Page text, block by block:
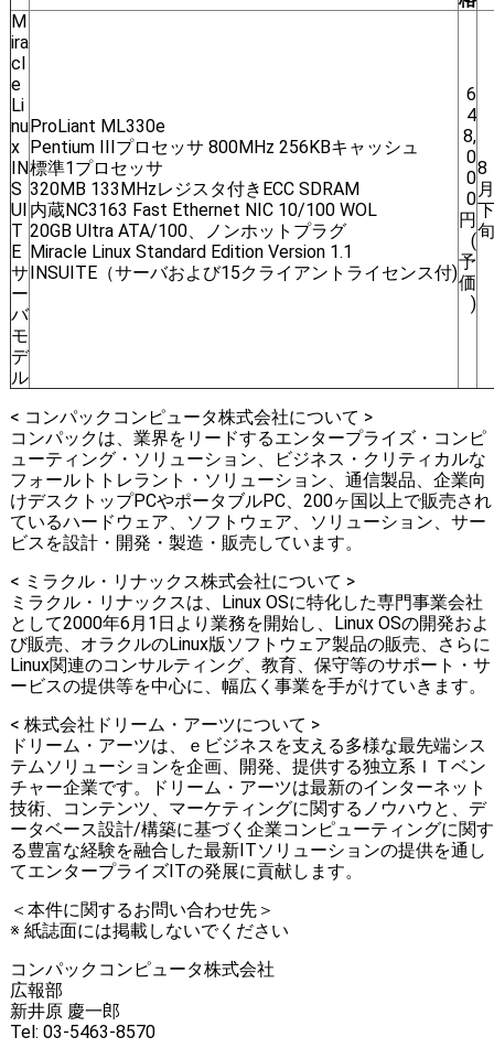
M
ira
cl
e
Li
nu
x
IN
S
UI
T
E
サ
ー
バ
モ
デ
ル
ProLiant ML330e
Pentium IIIプロセッサ 800MHz 256KBキャッシュ
標準1プロセッサ
320MB 133MHzレジスタ付きECC SDRAM
内蔵NC3163 Fast Ethernet NIC 10/100 WOL
20GB Ultra ATA/100、ノンホットプラグ
Miracle Linux Standard Edition Version 1.1
INSUITE（サーバおよび15クライアントライセンス付)
6
4
8,
0
0
0
円
(
予
価
)
8
月
下
旬
< コンパックコンピュータ株式会社について >
コンパックは、業界をリードするエンタープライズ・コンピ
ューティング・ソリューション、ビジネス・クリティカルな
フォールトトレラント・ソリューション、通信製品、企業向
けデスクトップPCやポータブルPC、200ヶ国以上で販売され
ているハードウェア、ソフトウェア、ソリューション、サー
ビスを設計・開発・製造・販売しています。
< ミラクル・リナックス株式会社について >
ミラクル・リナックスは、Linux OSに特化した専門事業会社
として2000年6月1日より業務を開始し、Linux OSの開発およ
び販売、オラクルのLinux版ソフトウェア製品の販売、さらに
Linux関連のコンサルティング、教育、保守等のサポート・サ
ービスの提供等を中心に、幅広く事業を手がけていきます。
< 株式会社ドリーム・アーツについて >
ドリーム・アーツは、ｅビジネスを支える多様な最先端シス
テムソリューションを企画、開発、提供する独立系ＩＴベン
チャー企業です。ドリーム・アーツは最新のインターネット
技術、コンテンツ、マーケティングに関するノウハウと、デ
ータベース設計/構築に基づく企業コンピューティングに関す
る豊富な経験を融合した最新ITソリューションの提供を通し
てエンタープライズITの発展に貢献します。
＜本件に関するお問い合わせ先＞
※ 紙誌面には掲載しないでください
コンパックコンピュータ株式会社
広報部
新井原 慶一郎
Tel: 03-5463-8570